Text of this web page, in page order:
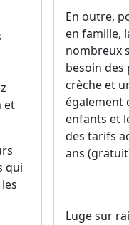
et
qui
En outre,
en famille,
nombreux
besoin des
crèche et
également
enfants et
des tarifs
ans
Luge sur